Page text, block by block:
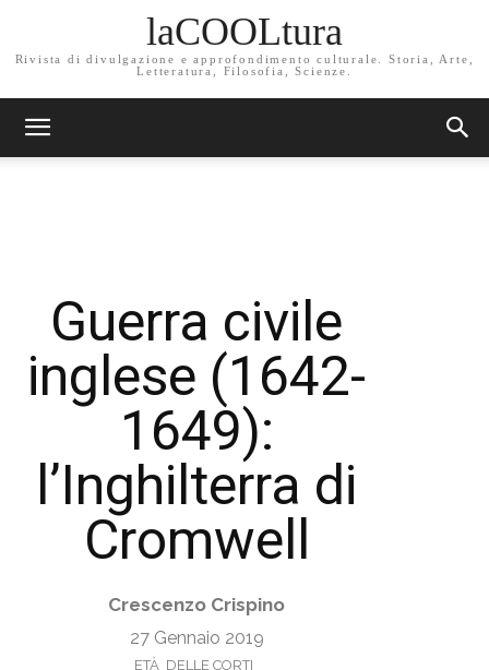
laCOOLtura
Rivista di divulgazione e approfondimento culturale. Storia, Arte,
Letteratura, Filosofia, Scienze.
Guerra civile
inglese (1642-
1649):
l’Inghilterra di
Cromwell
Crescenzo Crispino
27 Gennaio 2019
ETÀ DELLE CORTI